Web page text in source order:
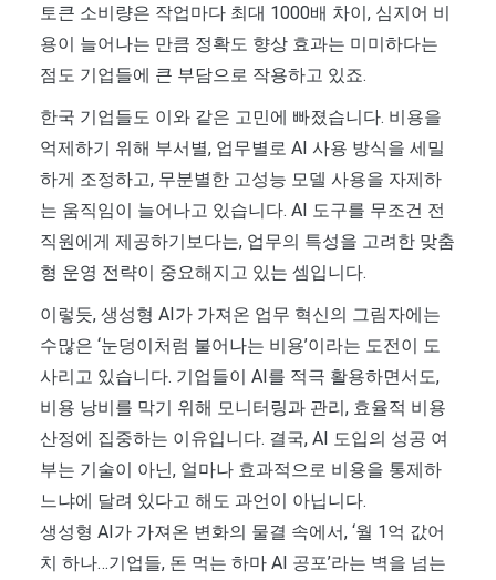
토큰 소비량은 작업마다 최대 1000배 차이, 심지어 비
용이 늘어나는 만큼 정확도 향상 효과는 미미하다는
점도 기업들에 큰 부담으로 작용하고 있죠.
한국 기업들도 이와 같은 고민에 빠졌습니다. 비용을
억제하기 위해 부서별, 업무별로 AI 사용 방식을 세밀
하게 조정하고, 무분별한 고성능 모델 사용을 자제하
는 움직임이 늘어나고 있습니다. AI 도구를 무조건 전
직원에게 제공하기보다는, 업무의 특성을 고려한 맞춤
형 운영 전략이 중요해지고 있는 셈입니다.
이렇듯, 생성형 AI가 가져온 업무 혁신의 그림자에는
수많은 ‘눈덩이처럼 불어나는 비용’이라는 도전이 도
사리고 있습니다. 기업들이 AI를 적극 활용하면서도,
비용 낭비를 막기 위해 모니터링과 관리, 효율적 비용
산정에 집중하는 이유입니다. 결국, AI 도입의 성공 여
부는 기술이 아닌, 얼마나 효과적으로 비용을 통제하
느냐에 달려 있다고 해도 과언이 아닙니다.
생성형 AI가 가져온 변화의 물결 속에서, ‘월 1억 값어
치 하나…기업들, 돈 먹는 하마 AI 공포’라는 벽을 넘는